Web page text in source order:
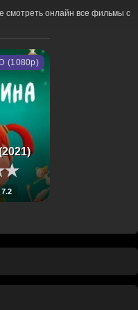
смотреть онлайн все фильмы с
7.2
(1080p)